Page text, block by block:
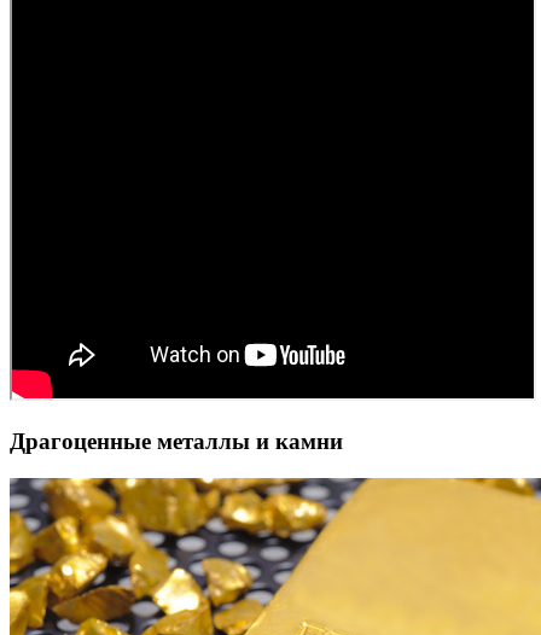
Драгоценные металлы и камни